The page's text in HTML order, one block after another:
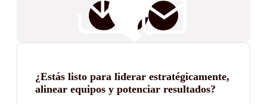
¿Estás listo para liderar estratégicamente,
alinear equipos y potenciar resultados?